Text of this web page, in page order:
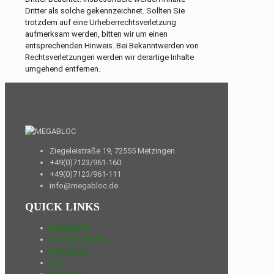
Dritter als solche gekennzeichnet. Sollten Sie
trotzdem auf eine Urheberrechtsverletzung
aufmerksam werden, bitten wir um einen
entsprechenden Hinweis. Bei Bekanntwerden von
Rechtsverletzungen werden wir derartige Inhalte
umgehend entfernen.
Ziegeleistraße 19, 72555 Metzingen
+49(0)7123/961-160
+49(0)7123/961-111
info@megabloc.de
QUICK LINKS
PRODUKTE
UNTERNEHMEN
PROJEKTE
FAQ